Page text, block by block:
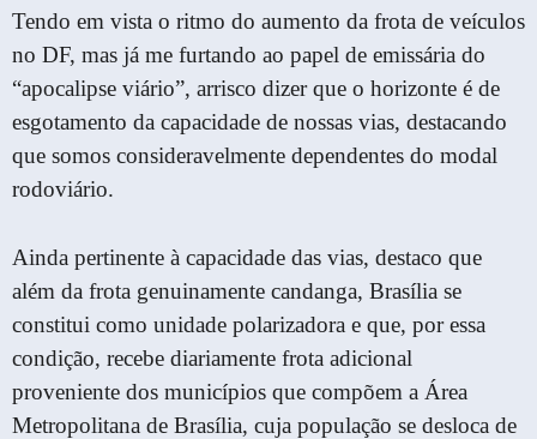
Tendo em vista o ritmo do aumento da frota de veículos
no DF, mas já me furtando ao papel de emissária do
“apocalipse viário”, arrisco dizer que o horizonte é de
esgotamento da capacidade de nossas vias, destacando
que somos consideravelmente dependentes do modal
rodoviário.
Ainda pertinente à capacidade das vias, destaco que
além da frota genuinamente candanga, Brasília se
constitui como unidade polarizadora e que, por essa
condição, recebe diariamente frota adicional
proveniente dos municípios que compõem a Área
Metropolitana de Brasília, cuja população se desloca de